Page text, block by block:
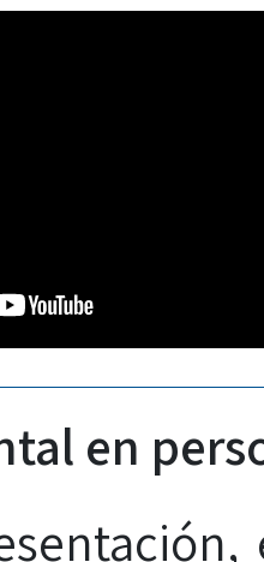
en